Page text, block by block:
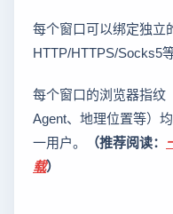
每个窗口可以绑定独立
HTTP/HTTPS/Socks5等
每个窗口的浏览器指纹
Agent、地理位置等）
一用户。
（推荐阅读：
载）